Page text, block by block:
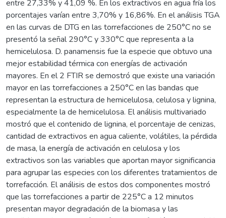
entre 27,33% y 41,09 %. En los extractivos en agua fría los
porcentajes varían entre 3,70% y 16,86%. En el análisis TGA
en las curvas de DTG en las torrefacciones de 250°C no se
presentó la señal 290°C y 330°C que representa a la
hemicelulosa. D. panamensis fue la especie que obtuvo una
mejor estabilidad térmica con energías de activación
mayores. En el 2 FTIR se demostró que existe una variación
mayor en las torrefacciones a 250°C en las bandas que
representan la estructura de hemicelulosa, celulosa y lignina,
especialmente la de hemicelulosa. El análisis multivariado
mostró que el contenido de lignina, el porcentaje de cenizas,
cantidad de extractivos en agua caliente, volátiles, la pérdida
de masa, la energía de activación en celulosa y los
extractivos son las variables que aportan mayor significancia
para agrupar las especies con los diferentes tratamientos de
torrefacción. El análisis de estos dos componentes mostró
que las torrefacciones a partir de 225°C a 12 minutos
presentan mayor degradación de la biomasa y las